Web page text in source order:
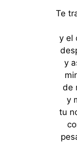
Te
y el
y
de
y
tu